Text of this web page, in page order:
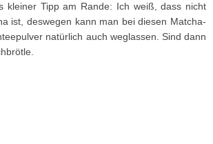
kleiner Tipp am Rande: Ich weiß, dass nicht
ist, deswegen kann man bei diesen Matcha-
natürlich auch weglassen. Sind dann